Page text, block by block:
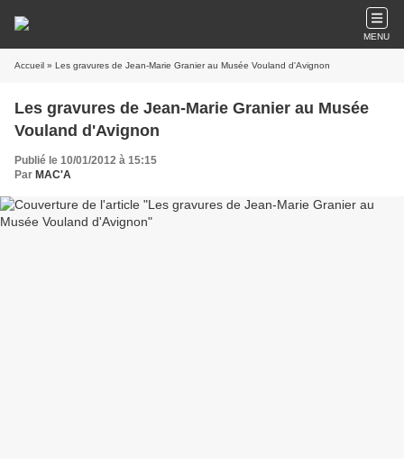
MENU
Accueil » Les gravures de Jean-Marie Granier au Musée Vouland d'Avignon
Les gravures de Jean-Marie Granier au Musée
Vouland d'Avignon
Publié le 10/01/2012 à 15:15
Par MAC'A